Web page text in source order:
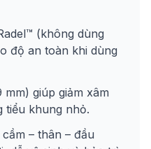
(không dùng
độ an toàn khi dùng
giúp giảm xâm
tiểu khung nhỏ.
– thân – đầu